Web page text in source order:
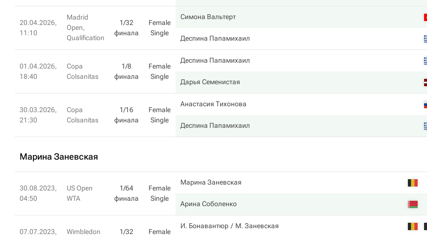
20.04.2026,
11:10
Madrid
Open,
Qualification
1/32
финала
Female
Single
Симона Вальтерт
Деспина Папамихаил
01.04.2026,
18:40
Copa
Colsanitas
1/8
финала
Female
Single
Деспина Папамихаил
Дарья Семенистая
30.03.2026,
21:30
Copa
Colsanitas
1/16
финала
Female
Single
Анастасия Тихонова
Деспина Папамихаил
Марина Заневская
30.08.2023,
04:50
US Open
WTA
1/64
финала
Female
Single
Марина Заневская
Арина Соболенко
07.07.2023,
Wimbledon
1/32
Female
И. Бонавантюр М. Заневская